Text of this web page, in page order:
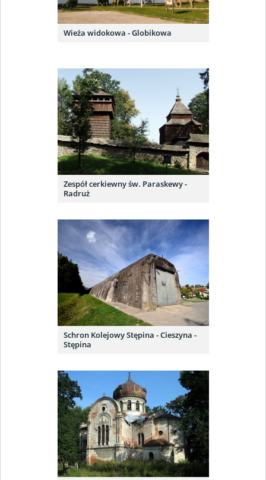
Wieża widokowa - Globikowa
Zespół cerkiewny św. Paraskewy -
Radruż
Schron Kolejowy Stępina - Cieszyna -
Stępina